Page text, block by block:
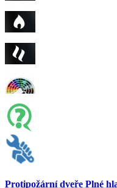
Protipožární dveře Plné